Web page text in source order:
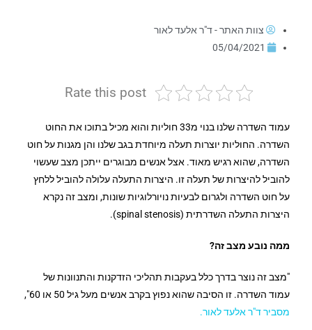
צוות האתר - ד"ר אלעד לאור
05/04/2021
Rate this post
עמוד השדרה שלנו בנוי מ33 חוליות והוא מכיל בתוכו את החוט
השדרה. החוליות יוצרות תעלה מיוחדת בגב שלנו והן מגנות על חוט
השדרה, שהוא רגיש מאוד. אצל אנשים מבוגרים ייתכן מצב שעשוי
להוביל להיצרות של תעלה זו. היצרות התעלה עלולה להוביל ללחץ
על חוט השדרה ולגרום לבעיות נויורלוגיות שונות, ומצב זה נקרא
היצרות התעלה השדרתית (spinal stenosis).
ממה נובע מצב זה?
"מצב זה נוצר בדרך כלל בעקבות תהליכי הזדקנות והתנוונות של
עמוד השדרה. זו הסיבה שהוא נפוץ בקרב אנשים מעל גיל 50 או 60",
מסביר ד"ר אלעד לאור.